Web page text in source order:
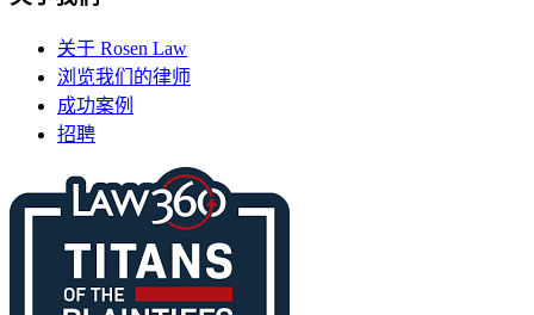
关于 Rosen Law
浏览我们的律师
成功案例
招聘